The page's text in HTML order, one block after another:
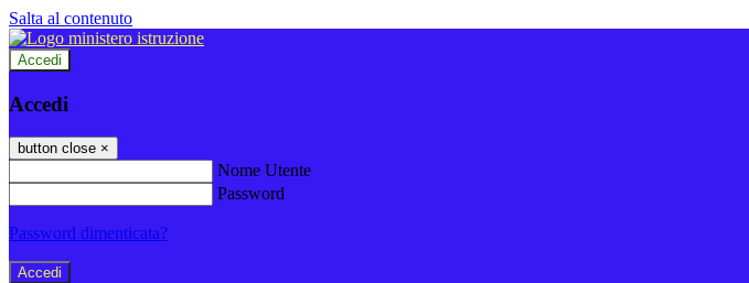
Salta al contenuto
Accedi
Accedi
button close ×
Nome Utente
Password
Password dimenticata?